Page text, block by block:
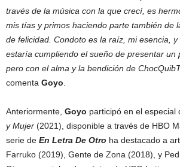
través de la música con la que crecí, es
mis tías y primos haciendo parte también de
de felicidad. Condoto es la raíz, mi esencia,
estaría cumpliendo el sueño de presentar un
pero con el alma y la bendición de
comenta Goyo
Anteriormente, Goyo participó en el especial
y Mujer (2021), disponible a través de HBO
serie de En Letra De Otro ha destacado a
Farruko (2019), Gente de Zona (2018), y